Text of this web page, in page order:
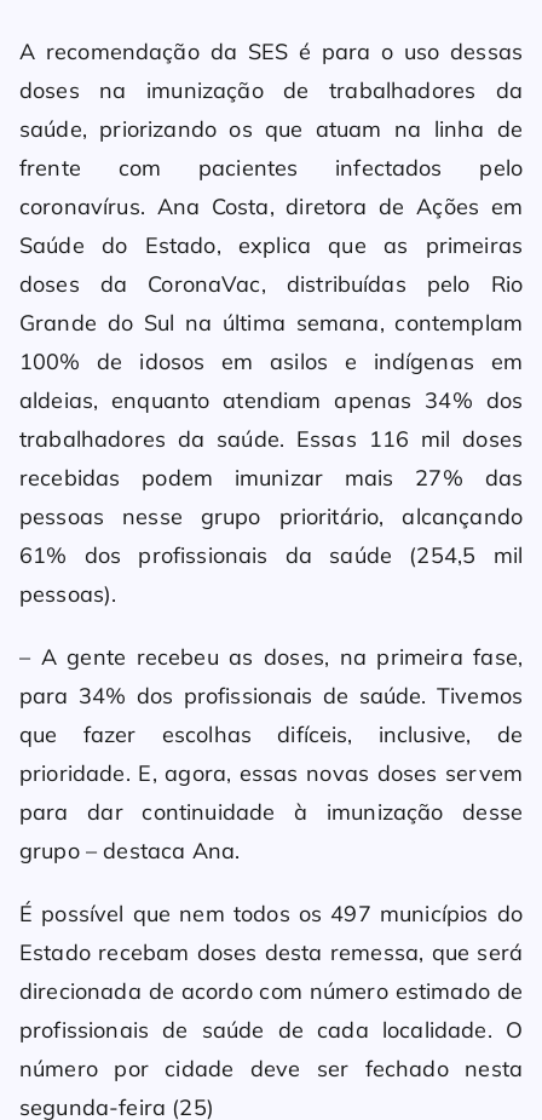
A recomendação da SES é para o uso dessas
doses na imunização de trabalhadores da
saúde, priorizando os que atuam na linha de
frente com pacientes infectados pelo
coronavírus. Ana Costa, diretora de Ações em
Saúde do Estado, explica que as primeiras
doses da CoronaVac, distribuídas pelo Rio
Grande do Sul na última semana, contemplam
100% de idosos em asilos e indígenas em
aldeias, enquanto atendiam apenas 34% dos
trabalhadores da saúde. Essas 116 mil doses
recebidas podem imunizar mais 27% das
pessoas nesse grupo prioritário, alcançando
61% dos profissionais da saúde (254,5 mil
pessoas).
– A gente recebeu as doses, na primeira fase,
para 34% dos profissionais de saúde. Tivemos
que fazer escolhas difíceis, inclusive, de
prioridade. E, agora, essas novas doses servem
para dar continuidade à imunização desse
grupo – destaca Ana.
É possível que nem todos os 497 municípios do
Estado recebam doses desta remessa, que será
direcionada de acordo com número estimado de
profissionais de saúde de cada localidade. O
número por cidade deve ser fechado nesta
segunda-feira (25)